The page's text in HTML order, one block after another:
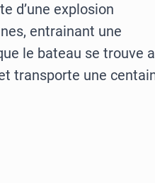
d’une explosion
entrainant une
le bateau se trouve
transporte une